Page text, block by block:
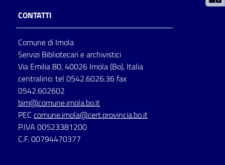
per
lettura
Seguici
su
CONTATTI
Comune di Imola
Servizi Bibliotecari e archivistici
Via Emilia 80, 40026 Imola (Bo), Italia
centralino: tel 0542.6026.36 fax
0542.602602
bim@comune.imola.bo.it
PEC comune.imola@cert.provincia.bo.it
P.IVA 00523381200
C.F. 00794470377